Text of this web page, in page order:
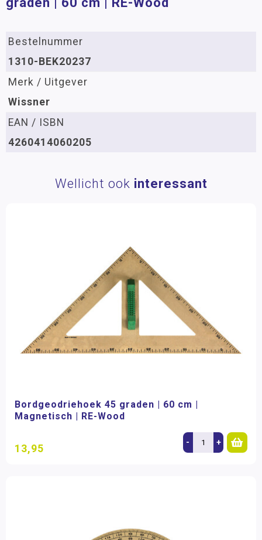
Bestelnummer
1310-BEK20237
Merk / Uitgever
Wissner
EAN / ISBN
4260414060205
Wellicht ook interessant
Bordgeodriehoek 45 graden | 60 cm |
Magnetisch | RE-Wood
13,95 - +